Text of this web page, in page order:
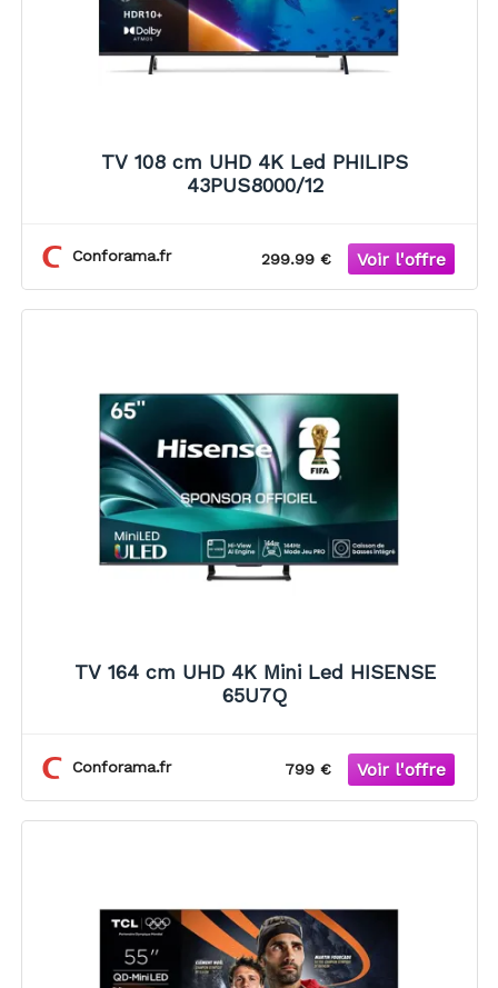
TV 108 cm UHD 4K Led PHILIPS
43PUS8000/12
Conforama.fr 299.99 €
TV 164 cm UHD 4K Mini Led HISENSE
65U7Q
Conforama.fr 799 €